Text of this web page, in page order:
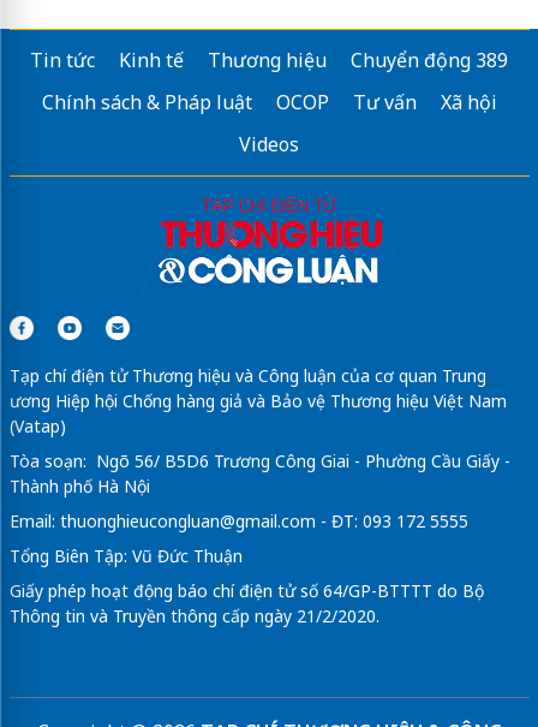
Tin tức Kinh tế Thương hiệu
Chuyển động 389
Chính sách & Pháp luật
OCOP Tư vấn
Xã hội
Videos
Tạp chí điện tử Thương hiệu và Công luận của cơ quan Trung
ương Hiệp hội Chống hàng giả và Bảo vệ Thương hiệu Việt Nam
(Vatap)
Tòa soạn: Ngõ 56/ B5D6 Trương Công Giai - Phường Cầu Giấy -
Thành phố Hà Nội
Email: thuonghieucongluan@gmail.com - ĐT: 093 172 5555
Tổng Biên Tập: Vũ Đức Thuận
Giấy phép hoạt động báo chí điện tử số 64/GP-BTTTT do Bộ
Thông tin và Truyền thông cấp ngày 21/2/2020.